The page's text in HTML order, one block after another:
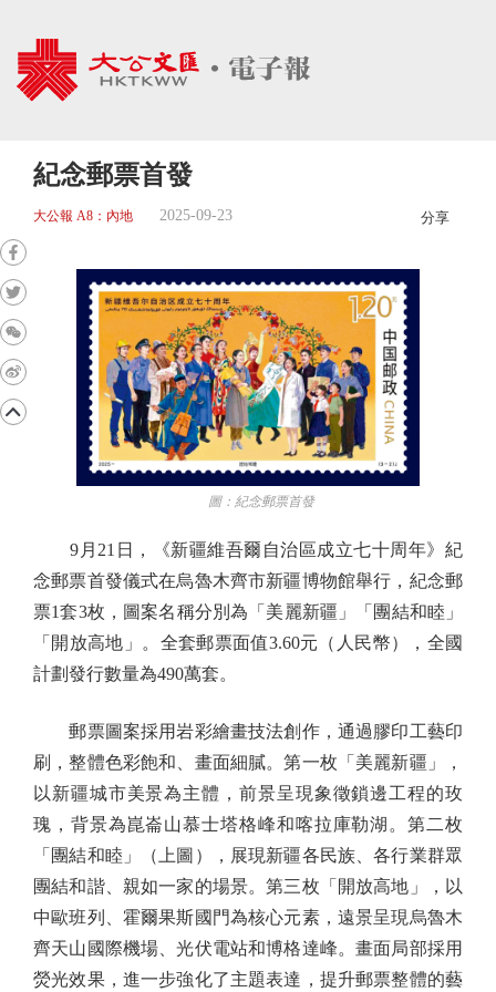
紀念郵票首發
大公報 A8：內地 2025-09-23 分享
圖：紀念郵票首發
9月21日，《新疆維吾爾自治區成立七十周年》紀
念郵票首發儀式在烏魯木齊市新疆博物館舉行，紀念郵
票1套3枚，圖案名稱分別為「美麗新疆」「團結和睦」
「開放高地」。全套郵票面值3.60元（人民幣），全國
計劃發行數量為490萬套。
郵票圖案採用岩彩繪畫技法創作，通過膠印工藝印
刷，整體色彩飽和、畫面細膩。第一枚「美麗新疆」，
以新疆城市美景為主體，前景呈現象徵鎖邊工程的玫
瑰，背景為崑崙山慕士塔格峰和喀拉庫勒湖。第二枚
「團結和睦」（上圖），展現新疆各民族、各行業群眾
團結和諧、親如一家的場景。第三枚「開放高地」，以
中歐班列、霍爾果斯國門為核心元素，遠景呈現烏魯木
齊天山國際機場、光伏電站和博格達峰。畫面局部採用
熒光效果，進一步強化了主題表達，提升郵票整體的藝